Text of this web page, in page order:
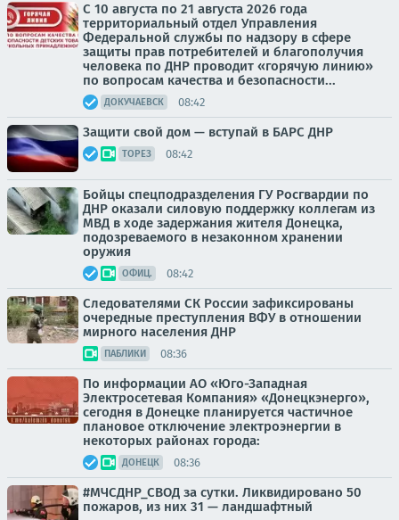
С 10 августа по 21 августа 2026 года
территориальный отдел Управления
Федеральной службы по надзору в сфере
защиты прав потребителей и благополучия
человека по ДНР проводит «горячую линию»
по вопросам качества и безопасности...
ДОКУЧАЕВСК 08:42
Защити свой дом — вступай в БАРС ДНР
ТОРЕЗ 08:42
Бойцы спецподразделения ГУ Росгвардии по
ДНР оказали силовую поддержку коллегам из
МВД в ходе задержания жителя Донецка,
подозреваемого в незаконном хранении
оружия
ОФИЦ. 08:42
Следователями СК России зафиксированы
очередные преступления ВФУ в отношении
мирного населения ДНР
ПАБЛИКИ 08:36
По информации АО «Юго-Западная
Электросетевая Компания» «Донецкэнерго»,
сегодня в Донецке планируется частичное
плановое отключение электроэнергии в
некоторых районах города:
ДОНЕЦК 08:36
#МЧСДНР_СВОД за сутки. Ликвидировано 50
пожаров, из них 31 — ландшафтный